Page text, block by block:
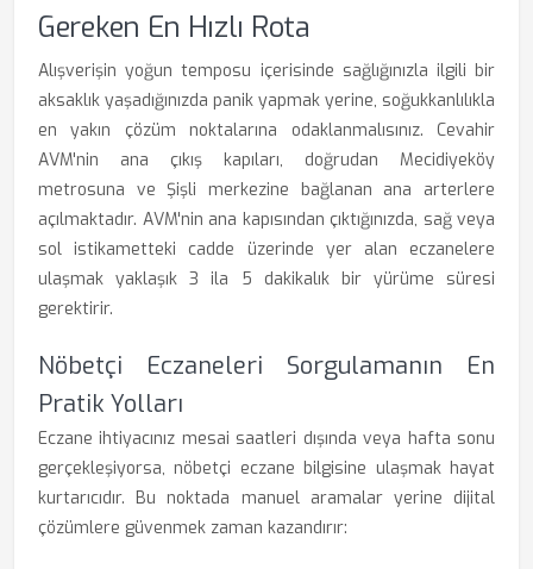
Gereken En Hızlı Rota
Alışverişin yoğun temposu içerisinde sağlığınızla ilgili bir
aksaklık yaşadığınızda panik yapmak yerine, soğukkanlılıkla
en yakın çözüm noktalarına odaklanmalısınız. Cevahir
AVM'nin ana çıkış kapıları, doğrudan Mecidiyeköy
metrosuna ve Şişli merkezine bağlanan ana arterlere
açılmaktadır. AVM'nin ana kapısından çıktığınızda, sağ veya
sol istikametteki cadde üzerinde yer alan eczanelere
ulaşmak yaklaşık 3 ila 5 dakikalık bir yürüme süresi
gerektirir.
Nöbetçi Eczaneleri Sorgulamanın En
Pratik Yolları
Eczane ihtiyacınız mesai saatleri dışında veya hafta sonu
gerçekleşiyorsa, nöbetçi eczane bilgisine ulaşmak hayat
kurtarıcıdır. Bu noktada manuel aramalar yerine dijital
çözümlere güvenmek zaman kazandırır: